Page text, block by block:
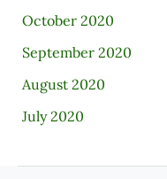
October 2020
September 2020
August 2020
July 2020